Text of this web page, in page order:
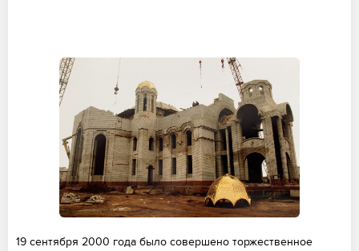
19 сентября 2000 года было совершено торжественное